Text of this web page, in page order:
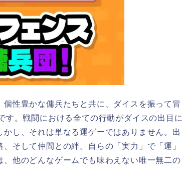
性豊かな傭兵たちと共に、ダイスを振って冒
す。戦闘における全ての行動がダイスの出目に
し、それは単なる運ゲーではありません。出
そして仲間との絆。自らの「実力」で「運」
他のどんなゲームでも味わえない唯一無二の